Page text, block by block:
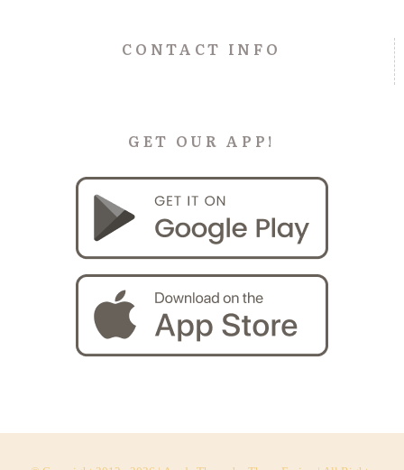
CONTACT INFO
GET OUR APP!